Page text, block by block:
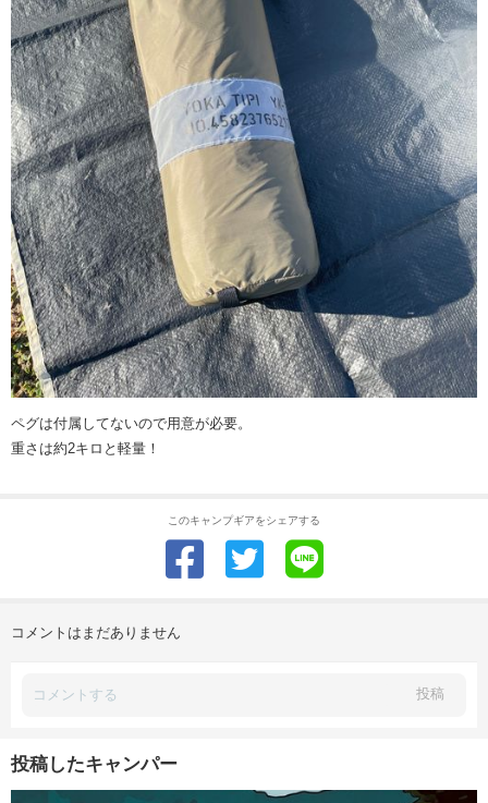
ペグは付属してないので用意が必要。
重さは約2キロと軽量！
このキャンプギアをシェアする
コメントはまだありません
投稿
投稿したキャンパー